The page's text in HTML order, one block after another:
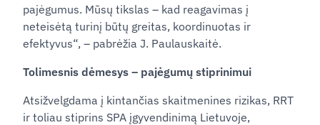
pajėgumus. Mūsų tikslas – kad reagavimas į
neteisėtą turinį būtų greitas, koordinuotas ir
efektyvus“, – pabrėžia J. Paulauskaitė.
Tolimesnis dėmesys – pajėgumų stiprinimui
Atsižvelgdama į kintančias skaitmenines rizikas, RRT
ir toliau stiprins SPA įgyvendinimą Lietuvoje,